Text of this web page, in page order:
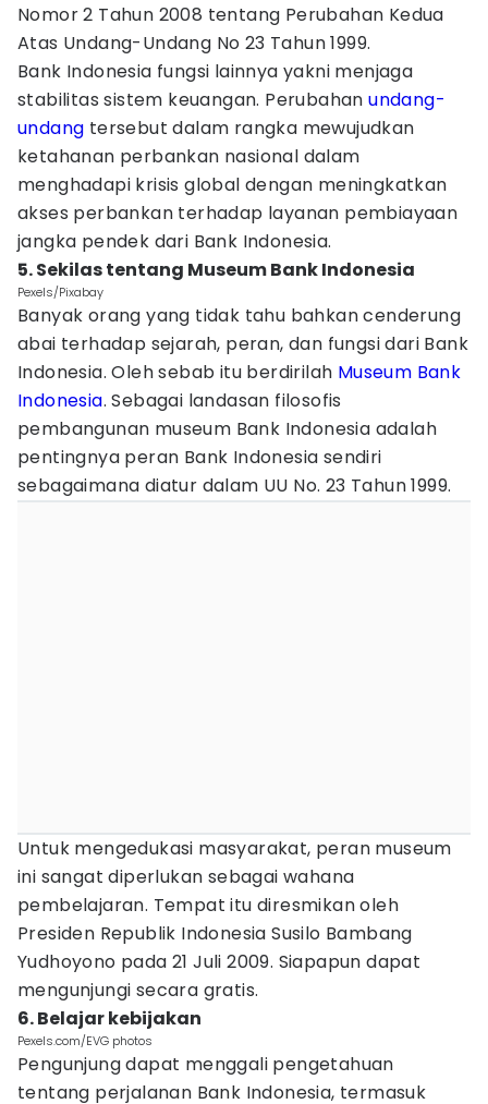
Nomor 2 Tahun 2008 tentang Perubahan Kedua
Atas Undang-Undang No 23 Tahun 1999.
Bank Indonesia fungsi lainnya yakni menjaga
stabilitas sistem keuangan. Perubahanundang-
undang tersebut dalam rangka mewujudkan
ketahanan perbankan nasional dalam
menghadapi krisis global dengan meningkatkan
akses perbankan terhadap layanan pembiayaan
jangka pendek dari Bank Indonesia.
5. Sekilas tentang Museum Bank Indonesia
Pexels/Pixabay
Banyak orang yang tidak tahu bahkan cenderung
abai terhadap sejarah, peran, dan fungsi dari Bank
Indonesia. Oleh sebab itu berdirilah Museum Bank
Indonesia. Sebagai landasan filosofis
pembangunan museum Bank Indonesia adalah
pentingnya peran Bank Indonesia sendiri
sebagaimana diatur dalam UU No. 23 Tahun 1999.
Untuk mengedukasi masyarakat, peran museum
ini sangat diperlukan sebagai wahana
pembelajaran. Tempat itu diresmikan oleh
Presiden Republik Indonesia Susilo Bambang
Yudhoyono pada 21 Juli 2009. Siapapun dapat
mengunjungi secara gratis.
6. Belajar kebijakan
Pexels.com/EVG photos
Pengunjung dapat menggali pengetahuan
tentang perjalanan Bank Indonesia, termasuk